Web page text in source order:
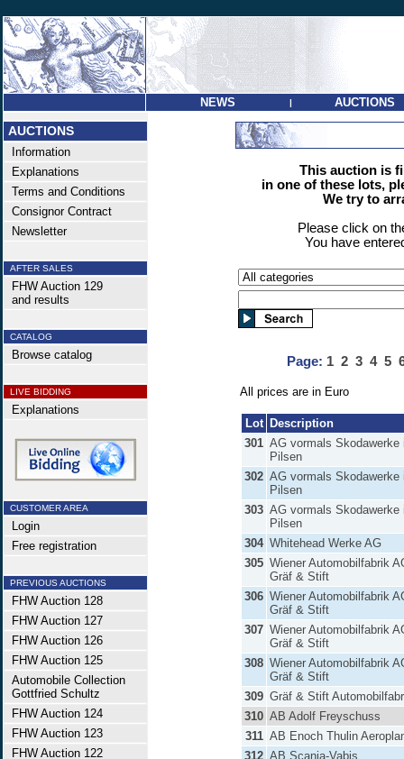
NEWS | AUCTIONS
AUCTIONS
Information
Explanations
Terms and Conditions
Consignor Contract
Newsletter
AFTER SALES
FHW Auction 129
and results
CATALOG
Browse catalog
LIVE BIDDING
Explanations
CUSTOMER AREA
Login
Free registration
PREVIOUS AUCTIONS
FHW Auction 128
FHW Auction 127
FHW Auction 126
FHW Auction 125
Automobile Collection
Gottfried Schultz
FHW Auction 124
FHW Auction 123
FHW Auction 122
This auction is
in one of these lots,
We try to
Please click on
You have
Page: 1 2 3 4 5
All prices are in Euro
Lot
Description
301 AG vormals Skodawerke
Pilsen
302 AG vormals Skodawerke
Pilsen
303 AG vormals Skodawerke
Pilsen
304 Whitehead Werke AG
305 Wiener Automobilfabrik
Gräf & Stift
306 Wiener Automobilfabrik
Gräf & Stift
307 Wiener Automobilfabrik
Gräf & Stift
308 Wiener Automobilfabrik
Gräf & Stift
309 Gräf & Stift
310 AB Adolf Freyschuss
311 AB Enoch Thulin
312 AB Scania-Vabis